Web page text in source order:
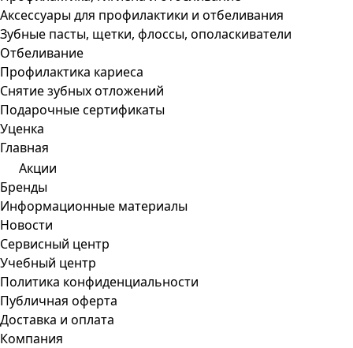
Аксессуары для профилактики и отбеливания
Зубные пасты, щетки, флоссы, ополаскиватели
Отбеливание
Профилактика кариеса
Снятие зубных отложений
Подарочные сертификаты
Уценка
Главная
Акции
Бренды
Информационные материалы
Новости
Сервисный центр
Учебный центр
Политика конфиденциальности
Публичная оферта
Доставка и оплата
Компания